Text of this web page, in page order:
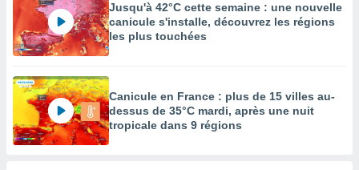
Jusqu'à 42°C cette semaine : une nouvelle
canicule s'installe, découvrez les régions
les plus touchées
Canicule en France : plus de 15 villes au-
dessus de 35°C mardi, après une nuit
tropicale dans 9 régions